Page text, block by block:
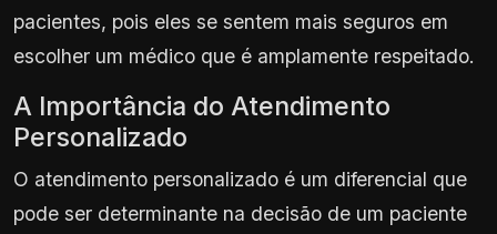
pacientes, pois eles se sentem mais seguros em
escolher um médico que é amplamente respeitado.
A Importância do Atendimento
Personalizado
O atendimento personalizado é um diferencial que
pode ser determinante na decisão de um paciente